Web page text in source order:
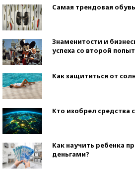
Самая трендовая обувь
Знаменитости и
успеха со второй
Как защититься от
Кто изобрел средства
Как научить ребенка
деньгами?